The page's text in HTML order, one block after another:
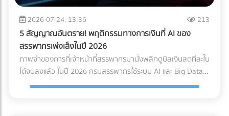
(ระบบบริหารคุณภาพสำหรับเครื่องมือแพทย์) หรือ GDP (Good
Distribution Practice) เพื่อการันตีความมืออาชีพ ระบบติดตาม
แบบ Real-Time (IoT Tracking): ในยุคนี้ การเช็กแค่ว่า "ของถึง
ไหนแล้ว" ไม่พออีกต่อไป ต้องมีเซนเซอร์ IoT ติดไว้กับกล่องสินค้า
เพื่อวัดค่า G-Force (แรงกระแทก), อุณหภูมิ และความเอียง (Tilt)
ตลอดการเดินทาง ซึ่งข้อมูลเหล่านี้สามารถใช้เป็นหลักฐานยืนยัน
ความสมบูรณ์ของสินค้าเมื่อส่งมอบได้ สรุปความคุ้มค่า (ROI):
Page เฉพาะกิจ (Dedicated Landing Page) อย่าส่งลูกค้ากลุ่ม
นี้ไปที่หน้า Home ของเว็บไซต์โรงแรมทั่วไป ให้สร้างหน้า Landing
Page แยกออกมาต่างหากเพื่อขายแพ็กเกจ Long-stay โดย
เฉพาะ หน้านี้ต้องโชว์ภาพห้องทำงานที่สว่าง มีปลั๊กไฟเพียงพอ
และระบุความเร็วอินเทอร์เน็ตอย่างชัดเจน พร้อมปุ่ม Call-to-
Action ที่กระตุ้นให้เกิดการจองตรง (Direct Booking) ทันที 2.
จัดแพ็กเกจ "Ready to Work" เพื่ออัปราคา (Upselling) แทนที่
จะลดราคาห้องพักเพื่อแข่งกับอพาร์ตเมนต์ ให้คุณเพิ่มมูลค่า
2026-07-24, 13:36 213
5 สัญญาณอันตราย! พฤติกรรมทางการเงินที่ AI ของ
สรรพากรเพ่งเล็งในปี 2026
ภาพจำของการที่เจ้าหน้าที่สรรพากรมานั่งพลิกดูบิลเงินสดทีละใบ
ได้จบลงแล้ว ในปี 2026 กรมสรรพากรใช้ระบบ AI และ Big Data
ในการเชื่อมโยงข้อมูลทางการเงินของธุรกิจแบบเรียลไทม์ (Real-